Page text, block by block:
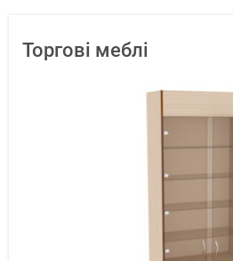
Торгові меблі